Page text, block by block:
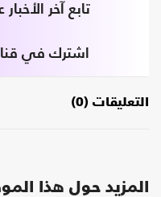
تابع آخر
اشترك في
التعليقات (0)
المزيد حول هذا